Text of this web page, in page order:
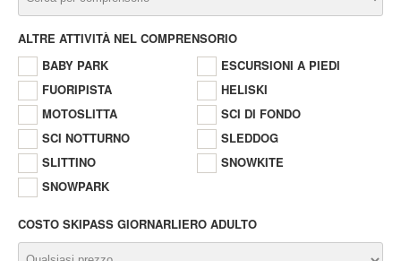
ALTRE ATTIVITÀ NEL COMPRENSORIO
BABY PARK
ESCURSIONI A PIEDI
FUORIPISTA
HELISKI
MOTOSLITTA
SCI DI FONDO
SCI NOTTURNO
SLEDDOG
SLITTINO
SNOWKITE
SNOWPARK
COSTO SKIPASS GIORNARLIERO ADULTO